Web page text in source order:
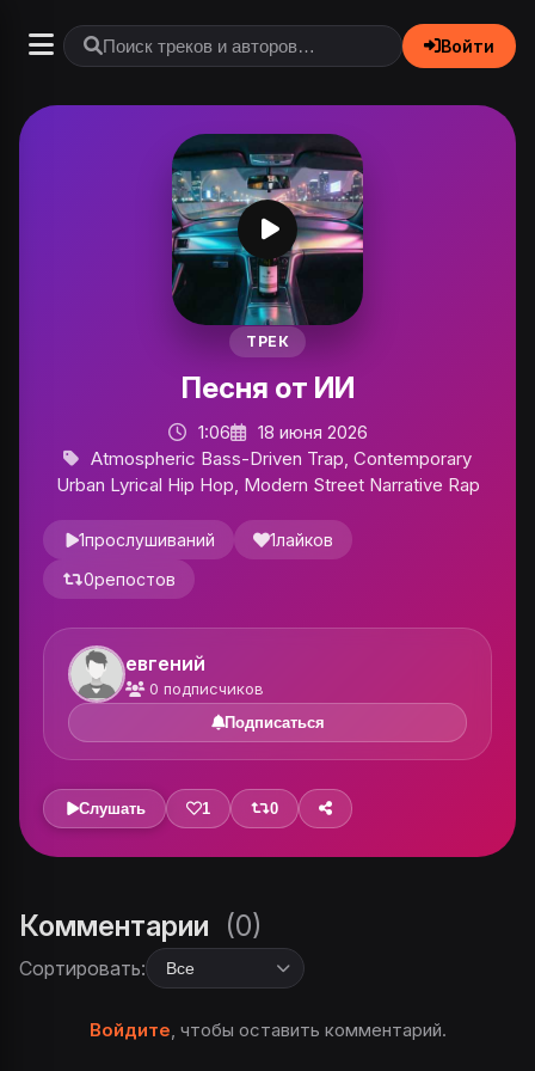
Войти
ТРЕК
Песня от ИИ
1:06
18 июня 2026
Atmospheric Bass-Driven Trap, Contemporary
Urban Lyrical Hip Hop, Modern Street Narrative Rap
1прослушиваний 1лайков
0репостов
евгений
0 подписчиков
Подписаться
Слушать 1 0
Комментарии (0)
Сортировать:
Войдите, чтобы оставить комментарий.